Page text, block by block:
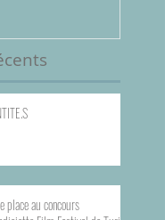
place au concours